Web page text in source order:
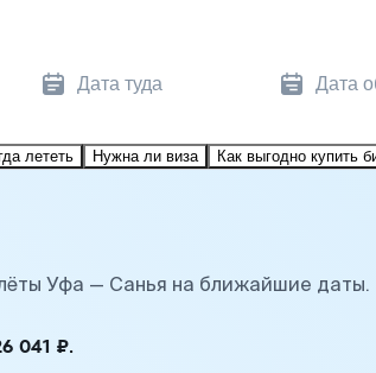
Дата туда Дата
лететь Нужна ли виза Как выгодно купить
Уфа — Санья на ближайшие
041 ₽.